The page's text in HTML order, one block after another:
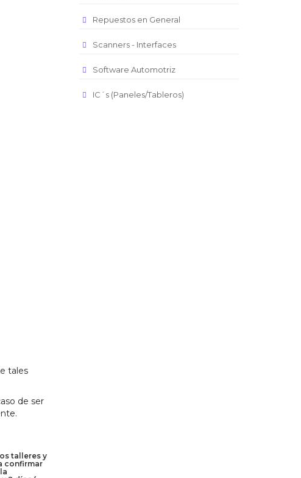
tales
de ser
talleres y
confirmar
Repuestos en General
Scanners - Interfaces
Software Automotriz
IC´s (Paneles/Tableros)